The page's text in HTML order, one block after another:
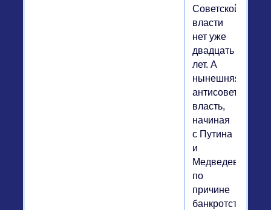
Советской
власти
нет уже
двадцать
лет. А
нынешняя
антисоветская
власть,
начиная
с Путина
и
Медведева,
по
причине
банкротства